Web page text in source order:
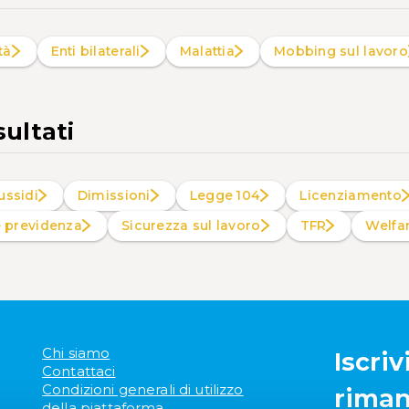
Enti bilaterali Malattia Mobbing sul lavoro
Dimissioni Legge 104
Licenziamento
previdenza
Sicurezza sul lavoro TFR
Chi siamo
Contattaci
Condizioni generali di utilizzo